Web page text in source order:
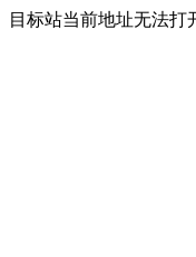
目标站当前地址无法打